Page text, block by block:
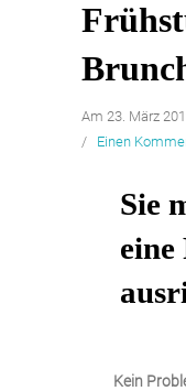
Am 23. März
/ Einen
Sie
eine
Kein